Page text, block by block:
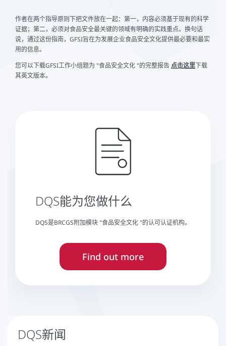
作者在两个指导原则下把文件放在一起：第一，内容必须基于现有的科学
证据；第二，必须对食品安全最关键的领域有明确的实践重点。换句话
说，通过这份指南，GFSI旨在为发展企业食品安全文化提供最必要和最实
用的信息。
您可以下载GFSI工作小组题为 "食品安全文化 "的完整报告 点击这里下载
其英文版本。
DQS能为您做什么
DQS是BRCGS附加模块 "食品安全文化 "的认可认证机构。
Find out more
DQS新闻